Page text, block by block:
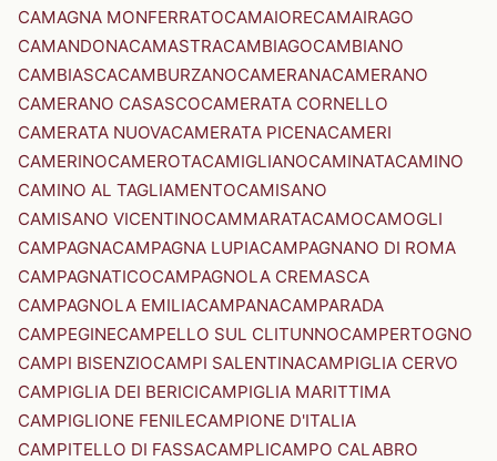
CAMAGNA MONFERRATOCAMAIORECAMAIRAGO
CAMANDONACAMASTRACAMBIAGOCAMBIANO
CAMBIASCACAMBURZANOCAMERANACAMERANO
CAMERANO CASASCOCAMERATA CORNELLO
CAMERATA NUOVACAMERATA PICENACAMERI
CAMERINOCAMEROTACAMIGLIANOCAMINATACAMINO
CAMINO AL TAGLIAMENTOCAMISANO
CAMISANO VICENTINOCAMMARATACAMOCAMOGLI
CAMPAGNACAMPAGNA LUPIACAMPAGNANO DI ROMA
CAMPAGNATICOCAMPAGNOLA CREMASCA
CAMPAGNOLA EMILIACAMPANACAMPARADA
CAMPEGINECAMPELLO SUL CLITUNNOCAMPERTOGNO
CAMPI BISENZIOCAMPI SALENTINACAMPIGLIA CERVO
CAMPIGLIA DEI BERICICAMPIGLIA MARITTIMA
CAMPIGLIONE FENILECAMPIONE D'ITALIA
CAMPITELLO DI FASSACAMPLICAMPO CALABRO